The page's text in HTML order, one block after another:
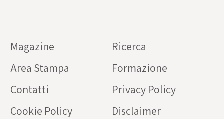
Magazine
Ricerca
Area Stampa
Formazione
Contatti
Privacy Policy
Cookie Policy
Disclaimer